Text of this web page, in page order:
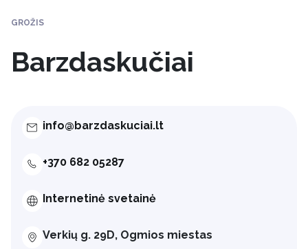
GROŽIS
Barzdaskučiai
info@barzdaskuciai.lt
+370 682 05287
Internetinė svetainė
Verkių g. 29D, Ogmios miestas